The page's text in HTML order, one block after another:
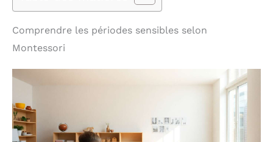
Comprendre les périodes sensibles selon
Montessori